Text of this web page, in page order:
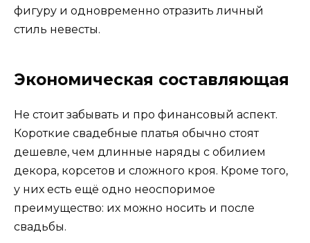
фигуру и одновременно отразить личный
стиль невесты.
Экономическая составляющая
Не стоит забывать и про финансовый аспект.
Короткие свадебные платья обычно стоят
дешевле, чем длинные наряды с обилием
декора, корсетов и сложного кроя. Кроме того,
у них есть ещё одно неоспоримое
преимущество: их можно носить и после
свадьбы.